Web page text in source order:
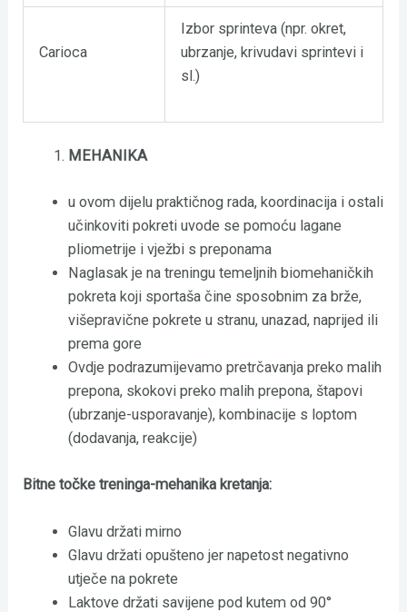
Carioca
Izbor sprinteva (npr. okret,
ubrzanje, krivudavi sprintevi i
sl.)
MEHANIKA
u ovom dijelu praktičnog rada, koordinacija i ostali
učinkoviti pokreti uvode se pomoću lagane
pliometrije i vježbi s preponama
Naglasak je na treningu temeljnih biomehaničkih
pokreta koji sportaša čine sposobnim za brže,
višepravične pokrete u stranu, unazad, naprijed ili
prema gore
Ovdje podrazumijevamo pretrčavanja preko malih
prepona, skokovi preko malih prepona, štapovi
(ubrzanje-usporavanje), kombinacije s loptom
(dodavanja, reakcije)
Bitne točke treninga-mehanika kretanja:
Glavu držati mirno
Glavu držati opušteno jer napetost negativno
utječe na pokrete
Laktove držati savijene pod kutem od 90°